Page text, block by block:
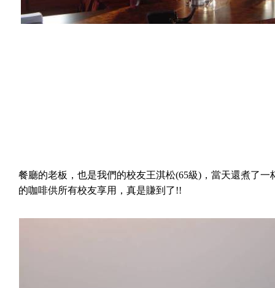
餐廳的老板，也是我們的校友王淇松(65級) ，當天還煮了一
的咖啡供所有校友享用，真是賺到了!!